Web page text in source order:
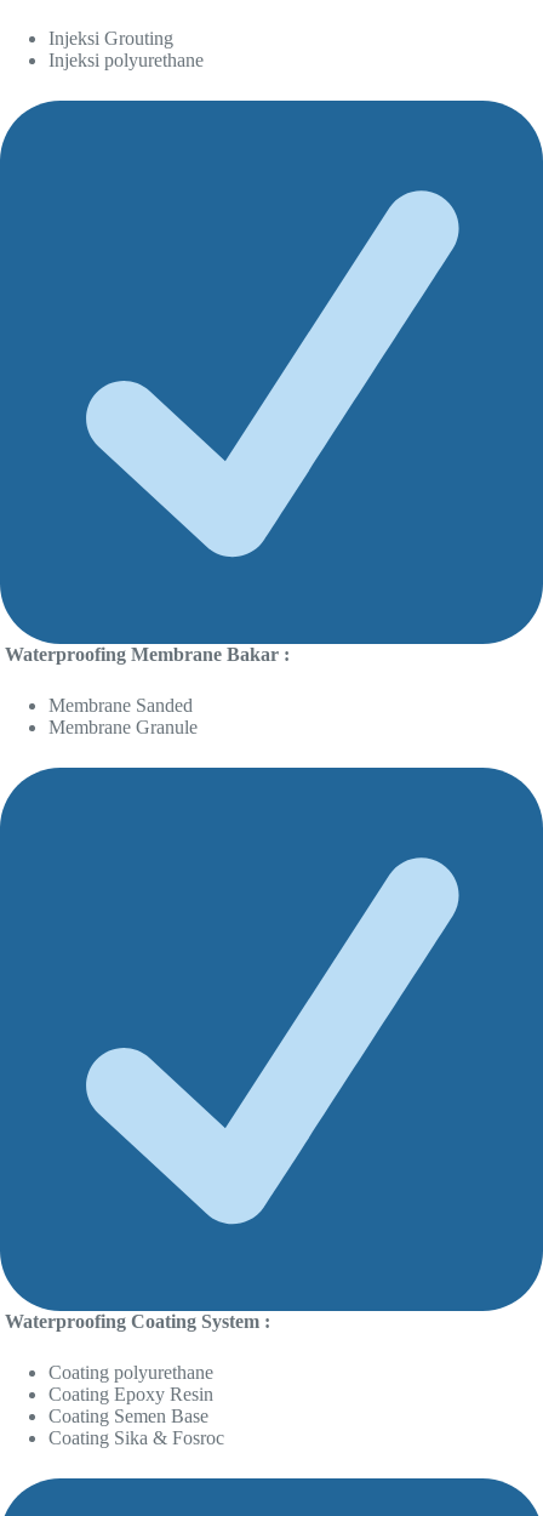
Injeksi Grouting
Injeksi polyurethane
Waterproofing Membrane Bakar :
Membrane Sanded
Membrane Granule
Waterproofing Coating System :
Coating polyurethane
Coating Epoxy Resin
Coating Semen Base
Coating Sika & Fosroc